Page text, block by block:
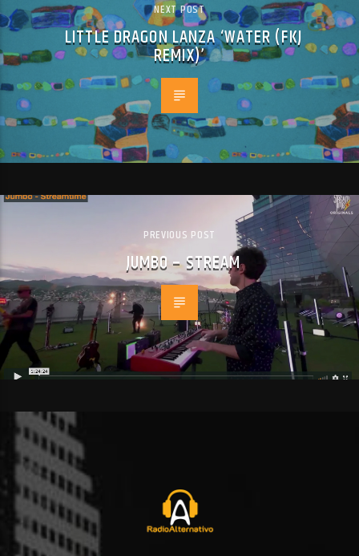
NEXT POST
LITTLE DRAGON LANZA ‘WATER (FKJ
REMIX)’
PREVIOUS POST
JUMBO – STREAM